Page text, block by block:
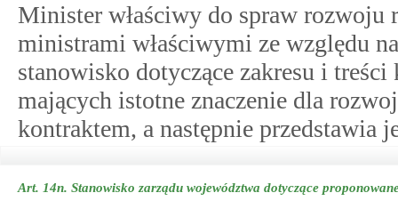
Minister właściwy do spraw rozwoju
ministrami właściwymi ze względu
stanowisko dotyczące zakresu i
mających istotne znaczenie dla
kontraktem, a następnie
Art. 14n. Stanowisko zarządu województwa dotyczące